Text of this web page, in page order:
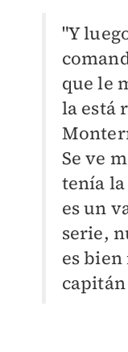
"Y
que le
la está
Se ve
tenía
es un
serie,
es